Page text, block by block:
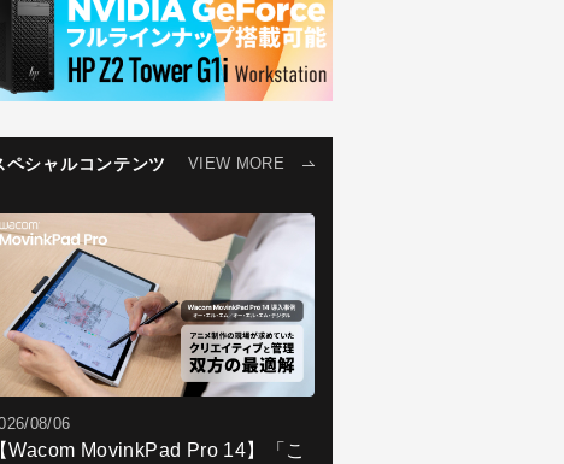
ペシャルコンテンツ VIEW MORE
08/06
【Wacom MovinkPad Pro 14】「こ